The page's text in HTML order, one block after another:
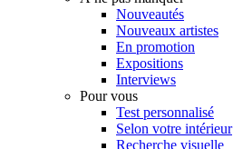
Nouveautés
Nouveaux artistes
En promotion
Expositions
Interviews
Pour vous
Test personnalisé
Selon votre intérieur
Recherche visuelle